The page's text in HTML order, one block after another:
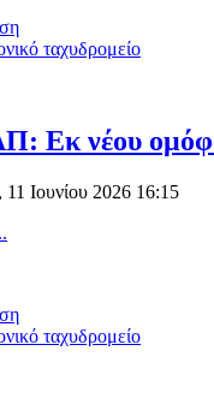
ταχυδρομείο
Εκ νέου
Ιουνίου 2026 16:15
ταχυδρομείο